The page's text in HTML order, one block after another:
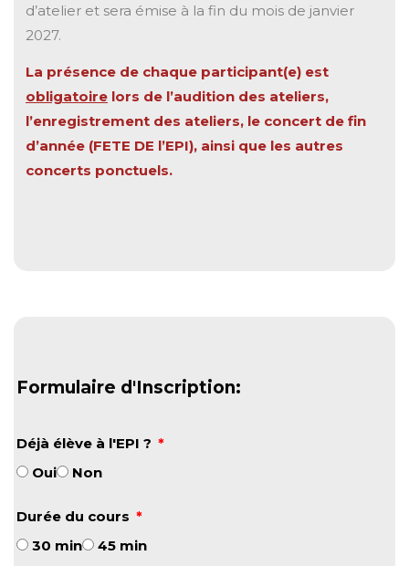
d’atelier et sera émise à la fin du mois de janvier
2027.
La présence de chaque participant(e) est
obligatoire lors de l’audition des ateliers,
l’enregistrement des ateliers, le concert de fin
d’année (FETE DE l’EPI), ainsi que les autres
concerts ponctuels.
Formulaire d'Inscription:
Déjà élève à l'EPI ?
Oui
Non
Durée du cours
30 min
45 min